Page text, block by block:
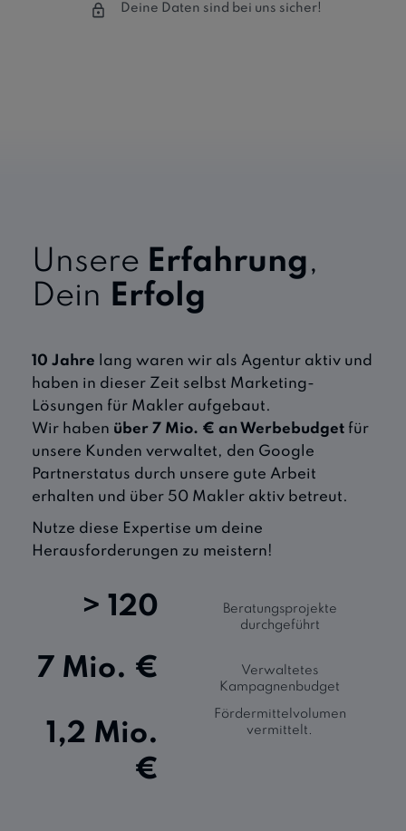
Deine Daten sind bei uns sicher!
Unsere Erfahrung,
Dein Erfolg
10 Jahre lang waren wir als Agentur aktiv und
haben in dieser Zeit selbst Marketing-
Lösungen für Makler aufgebaut.
Wir haben über 7 Mio. € an Werbebudget für
unsere Kunden verwaltet, den Google
Partnerstatus durch unsere gute Arbeit
erhalten und über 50 Makler aktiv betreut.
Nutze diese Expertise um deine
Herausforderungen zu meistern!
> 120
Beratungsprojekte
durchgeführt
7 Mio. €
1,2 Mio.
€
Verwaltetes
Kampagnenbudget
Fördermittelvolumen
vermittelt.